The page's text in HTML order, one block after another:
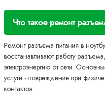
Что такое ремонт
Ремонт разъема питания в
восстанавливают работу
электроэнергию от сети.
услуги - повреждение при
контактов.